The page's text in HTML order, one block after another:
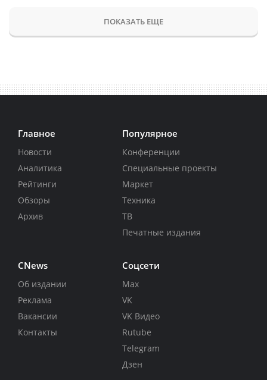
ПОКАЗАТЬ ЕЩЕ
Главное
Новости
Аналитика
Рейтинги
Обзоры
Архив
Популярное
Конференции
Специальные проекты
Маркет
Техника
ТВ
Печатные издания
CNews
Об издании
Реклама
Вакансии
Контакты
Соцсети
Max
VK
VK Видео
Rutube
Telegram
Дзен